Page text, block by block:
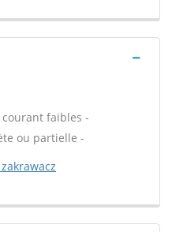
faibles -
ou partielle -